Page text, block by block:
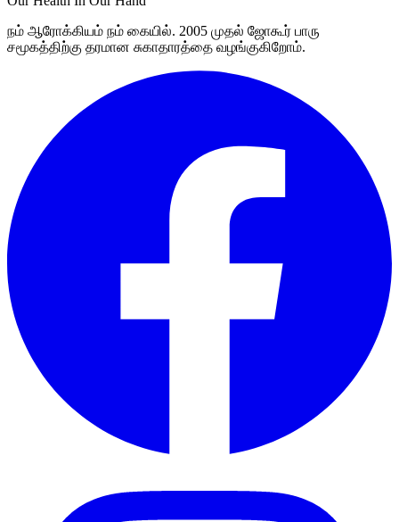
நம் ஆரோக்கியம் நம் கையில். 2005 முதல் ஜோகூர் பாரு
சமூகத்திற்கு தரமான சுகாதாரத்தை வழங்குகிறோம்.